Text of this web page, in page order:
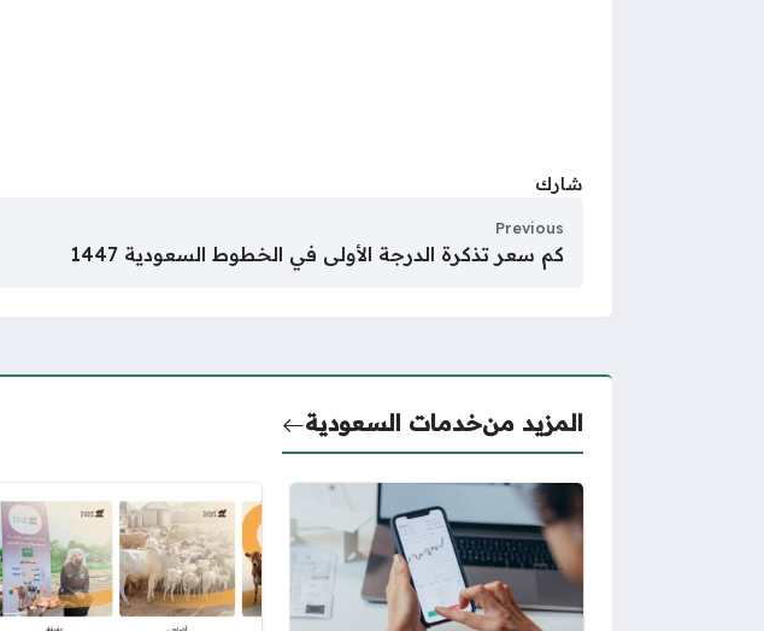
شارك
Previous
كم سعر تذكرة الدرجة الأولى في الخطوط السعودية 1447
المزيد منخدمات السعودية